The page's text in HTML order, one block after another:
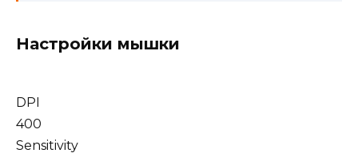
Настройки мышки
DPI
400
Sensitivity